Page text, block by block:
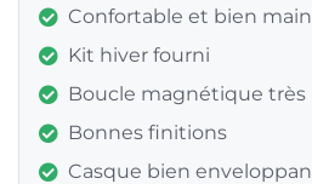
Confortable et bien
Kit hiver fourni
Boucle magnétique très
Bonnes finitions
Casque bien